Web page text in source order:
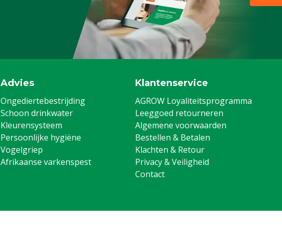
Advies
Ongediertebestrijding
Schoon drinkwater
Kleurensysteem
Persoonlijke hygiëne
Vogelgriep
Afrikaanse varkenspest
Klantenservice
AGROW Loyaliteitsprogramma
Leeggoed retourneren
Algemene voorwaarden
Bestellen & Betalen
Klachten & Retour
Privacy & Veiligheid
Contact